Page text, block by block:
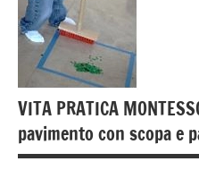
a 3
anni
dai
3 ai
6
anni
GUIDA
VITA PRATICA
pavimento con scopa e